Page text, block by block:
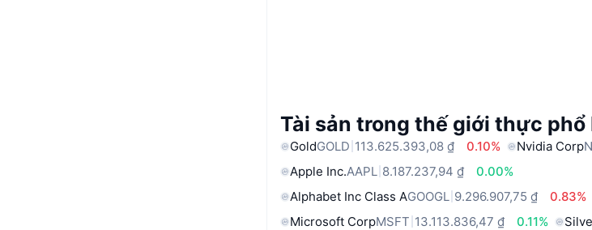
Tài sản trong thế giới thực phổ
GoldGOLD 113.625.393,08 ₫ 0.10% Nvidia Corp
Apple Inc.AAPL 8.187.237,94 ₫
0.00%
Alphabet Inc Class AGOOGL 9.296.907,75 ₫
0.83%
Microsoft CorpMSFT 13.113.836,47 ₫ 0.11%